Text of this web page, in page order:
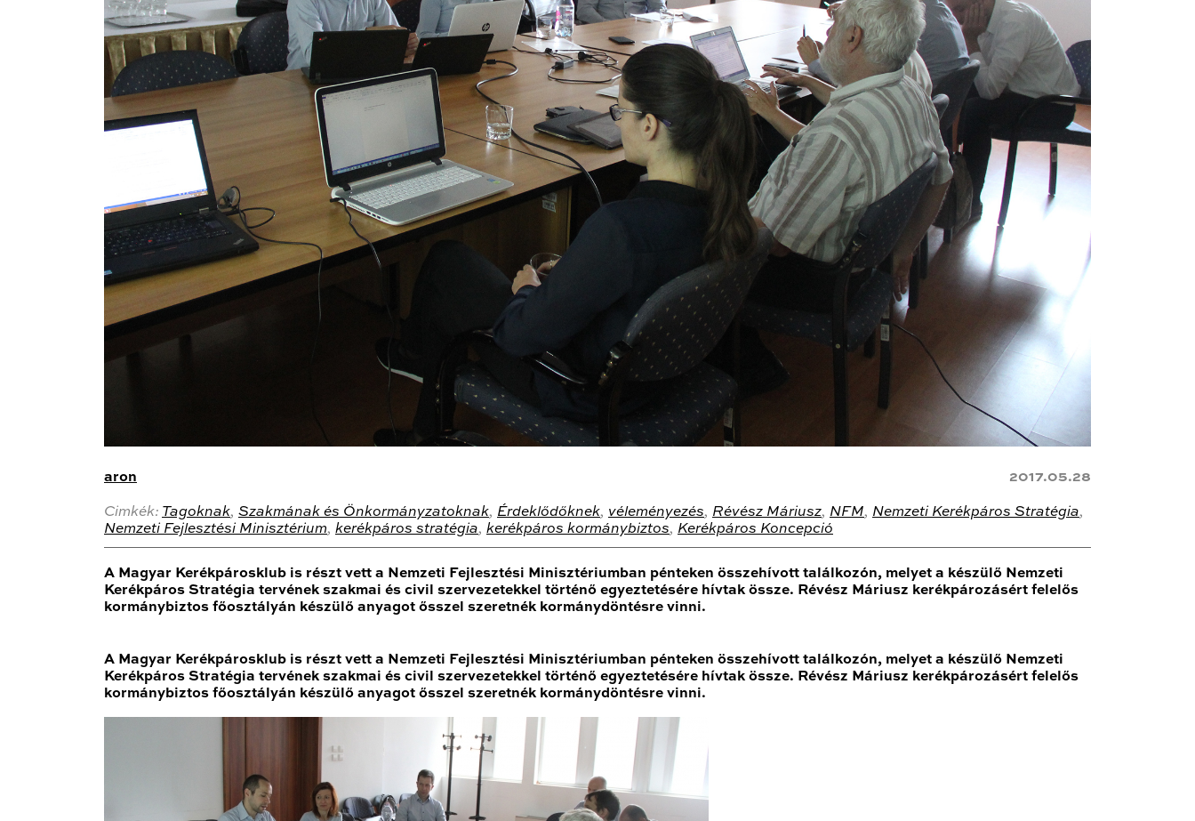
aron 2017.05.28
Cimkék: Tagoknak, Szakmának és Önkormányzatoknak, Érdeklődőknek, véleményezés, Révész Máriusz, NFM, Nemzeti Kerékpáros Stratégia,
Nemzeti Fejlesztési Minisztérium, kerékpáros stratégia, kerékpáros kormánybiztos, Kerékpáros Koncepció
A Magyar Kerékpárosklub is részt vett a Nemzeti Fejlesztési Minisztériumban pénteken összehívott találkozón, melyet a készülő Nemzeti
Kerékpáros Stratégia tervének szakmai és civil szervezetekkel történő egyeztetésére hívtak össze. Révész Máriusz kerékpározásért felelős
kormánybiztos főosztályán készülő anyagot ősszel szeretnék kormánydöntésre vinni.
A Magyar Kerékpárosklub is részt vett a Nemzeti Fejlesztési Minisztériumban pénteken összehívott találkozón, melyet a készülő Nemzeti
Kerékpáros Stratégia tervének szakmai és civil szervezetekkel történő egyeztetésére hívtak össze. Révész Máriusz kerékpározásért felelős
kormánybiztos főosztályán készülő anyagot ősszel szeretnék kormánydöntésre vinni.